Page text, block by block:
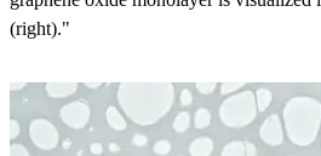
(right)."